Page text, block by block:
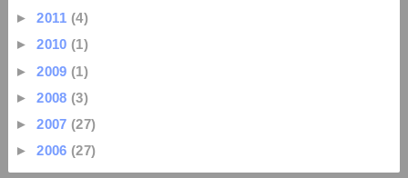
►2011 (4)
►2010 (1)
►2009 (1)
►2008 (3)
►2007 (27)
►2006 (27)